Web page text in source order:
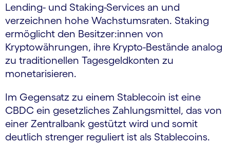
Lending- und Staking-Services an und
verzeichnen hohe Wachstumsraten. Staking
ermöglicht den Besitzer:innen von
Kryptowährungen, ihre Krypto-Bestände analog
zu traditionellen Tagesgeldkonten zu
monetarisieren.
Im Gegensatz zu einem Stablecoin ist eine
CBDC ein gesetzliches Zahlungsmittel, das von
einer Zentralbank gestützt wird und somit
deutlich strenger reguliert ist als Stablecoins.